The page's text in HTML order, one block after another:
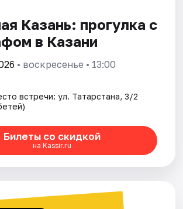
Казань: прогулка с
в Казани
• воскресенье • 13:00
встречи: ул. Татарстана, 3/2
Билеты со скидкой
на Kassir.ru